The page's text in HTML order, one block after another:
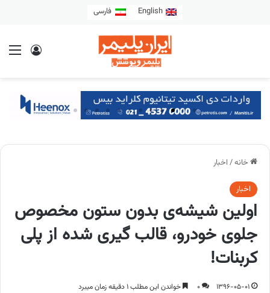
English فارسی
خانه/ اخبار
اخبار
اولین شیشه‌ی بدون ستون مخصوص
جلوی خودرو، قالب گیری شده از پلی
کربنات!
1396-05-01
0 خواندن این مطلب 1 دقیقه زمان میبرد